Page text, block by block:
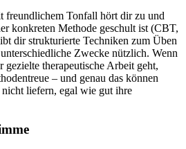
freundlichem Tonfall hört dir zu und
konkreten Methode geschult ist (CBT,
dir strukturierte Techniken zum Üben
Zwecke nützlich. Wenn
therapeutische Arbeit geht,
– und genau das können
liefern, egal wie gut ihre